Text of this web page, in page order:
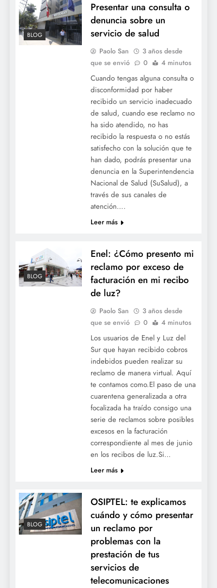
BLOG
Presentar una consulta o
denuncia sobre un
servicio de salud
Paolo San
3 años desde
que se envió
0 4 minutos
Cuando tengas alguna consulta o
disconformidad por haber
recibido un servicio inadecuado
de salud, cuando ese reclamo no
ha sido atendido, no has
recibido la respuesta o no estás
satisfecho con la solución que te
han dado, podrás presentar una
denuncia en la Superintendencia
Nacional de Salud (SuSalud), a
través de sus canales de
atención….
Leer más
BLOG
Enel: ¿Cómo presento mi
reclamo por exceso de
facturación en mi recibo
de luz?
Paolo San
3 años desde
que se envió
0 4 minutos
Los usuarios de Enel y Luz del
Sur que hayan recibido cobros
indebidos pueden realizar su
reclamo de manera virtual. Aquí
te contamos como.El paso de una
cuarentena generalizada a otra
focalizada ha traído consigo una
serie de reclamos sobre posibles
excesos en la facturación
correspondiente al mes de junio
en los recibos de luz.Si…
Leer más
BLOG
OSIPTEL: te explicamos
cuándo y cómo presentar
un reclamo por
problemas con la
prestación de tus
servicios de
telecomunicaciones